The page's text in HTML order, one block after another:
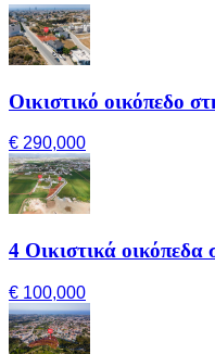
Οικιστικό οικόπεδο
€ 290,000
4 Οικιστικά
€ 100,000